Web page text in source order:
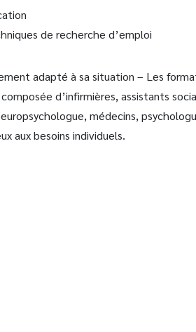
de recherche d’emploi
adapté à sa situation – Les
d’infirmières, assistants
médecins,
aux besoins individuels.